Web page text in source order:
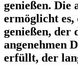
genießen. Die
ermöglicht es,
genießen, der
angenehmen
erfüllt, der